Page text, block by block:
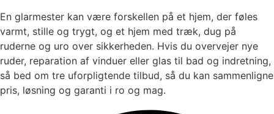
En glarmester kan være forskellen på et hjem, der føles
varmt, stille og trygt, og et hjem med træk, dug på
ruderne og uro over sikkerheden. Hvis du overvejer nye
ruder, reparation af vinduer eller glas til bad og indretning,
så bed om tre uforpligtende tilbud, så du kan sammenligne
pris, løsning og garanti i ro og mag.